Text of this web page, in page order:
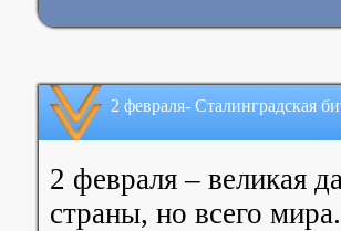
2 февраля- Сталинградская
2 февраля – великая
страны, но всего мира.